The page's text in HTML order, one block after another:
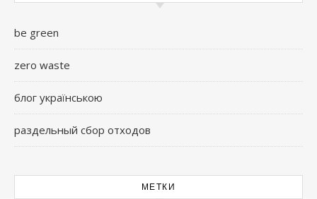
be green
zero waste
блог українською
раздельный сбор отходов
МЕТКИ